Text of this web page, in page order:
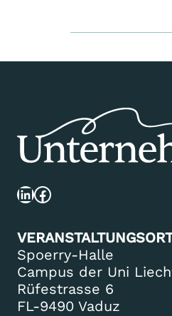
LinkedIn
Facebook
Spoerry-Halle
Campus der Uni
Rüfestrasse 6
FL-9490 Vaduz